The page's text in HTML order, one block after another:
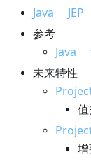
Java JEP
参考
Java
未来特性
值